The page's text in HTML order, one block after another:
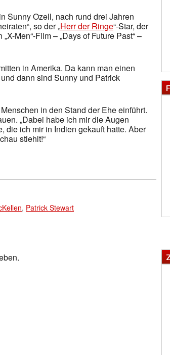
Sunny Ozell, nach rund drei Jahren
so der „Herr der Ringe“-Star, der
Men“-Film – „Days of Future Past“ –
in Amerika. Da kann man einen
dann sind Sunny und Patrick
in den Stand der Ehe einführt.
„Dabei habe ich mir die Augen
die ich mir in Indien gekauft hatte. Aber
stiehlt!“
, Patrick Stewart